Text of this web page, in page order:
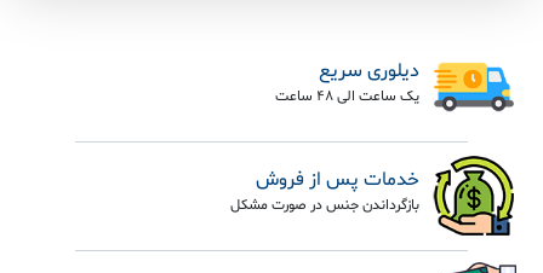
دیلوری سریع
یک ساعت الی 48 ساعت
خدمات پس از فروش
بازگرداندن جنس در صورت مشکل